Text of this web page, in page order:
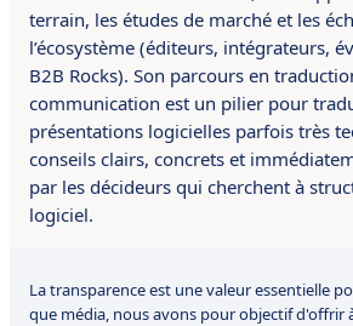
terrain, les études de marché et les
l’écosystème (éditeurs, intégrateurs,
B2B Rocks). Son parcours en
communication est un pilier pour
présentations logicielles parfois très
conseils clairs, concrets et
par les décideurs qui cherchent à
logiciel.
La transparence est une valeur essentielle
que média, nous avons pour objectif d'offrir